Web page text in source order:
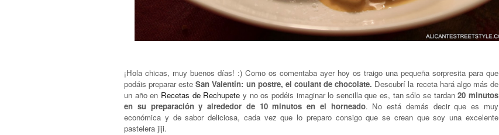
¡Hola chicas, muy buenos días! :) Como os comentaba ayer hoy os traigo una pequeña sorpresita para que
podáis preparar esteSan Valentín: un postre, el coulant de chocolate. Descubrí la receta hará algo más de
un año en Recetas de Rechupete y no os podéis imaginar lo sencilla que es, tan sólo se tardan20 minutos
en su preparación y alrededor de 10 minutos en el horneado. No está demás decir que es muy
económica y de sabor deliciosa, cada vez que lo preparo consigo que se crean que soy una excelente
pastelera jiji.